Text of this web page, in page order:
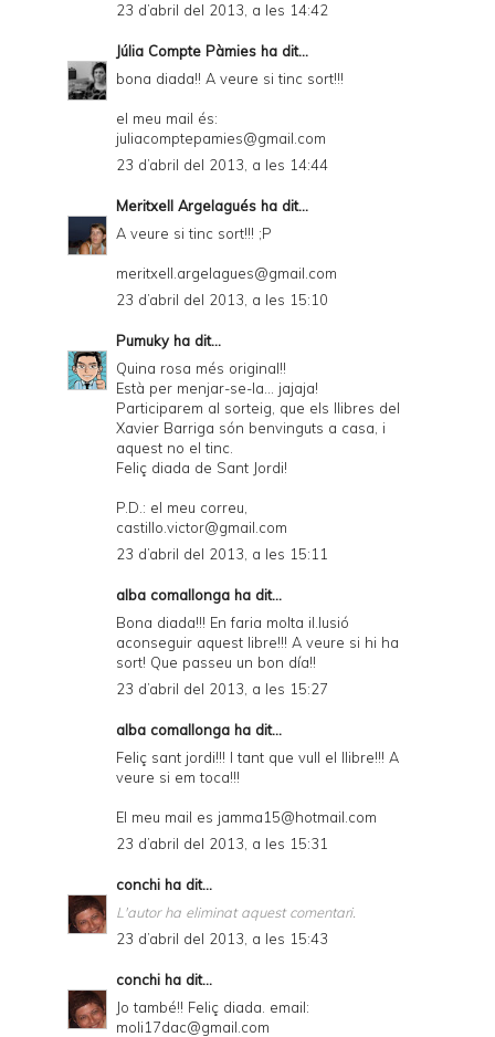
23 d’abril del 2013, a les 14:42
Júlia Compte Pàmies ha dit...
bona diada!! A veure si tinc sort!!!
el meu mail és:
juliacomptepamies@gmail.com
23 d’abril del 2013, a les 14:44
Meritxell Argelagués ha dit...
A veure si tinc sort!!! ;P
meritxell.argelagues@gmail.com
23 d’abril del 2013, a les 15:10
Pumukyha dit...
Quina rosa més original!!
Està per menjar-se-la... jajaja!
Participarem al sorteig, que els llibres del
Xavier Barriga són benvinguts a casa, i
aquest no el tinc.
Feliç diada de Sant Jordi!
P.D.: el meu correu,
castillo.victor@gmail.com
23 d’abril del 2013, a les 15:11
alba comallonga ha dit...
Bona diada!!! En faria molta il.lusió
aconseguir aquest libre!!! A veure si hi ha
sort! Que passeu un bon día!!
23 d’abril del 2013, a les 15:27
alba comallonga ha dit...
Feliç sant jordi!!! I tant que vull el llibre!!! A
veure si em toca!!!
El meu mail es jamma15@hotmail.com
23 d’abril del 2013, a les 15:31
conchi ha dit...
L'autor ha eliminat aquest comentari.
23 d’abril del 2013, a les 15:43
conchi ha dit...
Jo també!! Feliç diada. email:
moli17dac@gmail.com